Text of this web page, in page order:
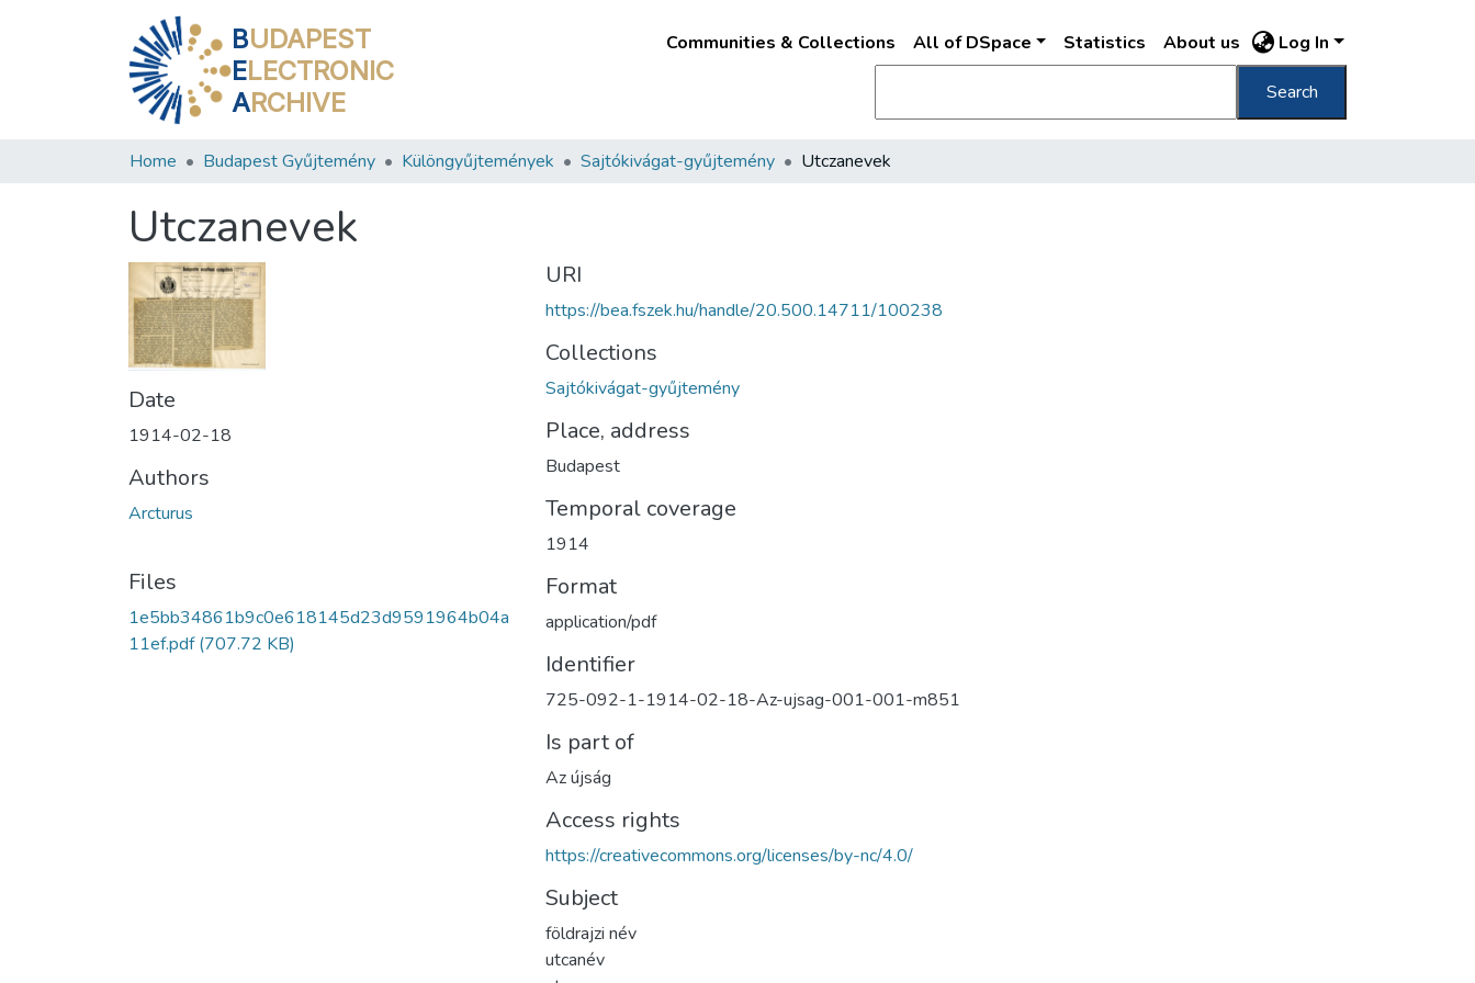
BUDAPEST
ELECTRONIC
ARCHIVE
Communities & Collections All of DSpace Statistics About us Log In
Search
Home Budapest Gyűjtemény Különgyűjtemények Sajtókivágat-gyűjtemény Utczanevek
Utczanevek
Date
1914-02-18
Authors
Arcturus
Files
1e5bb34861b9c0e618145d23d9591964b04a
11ef.pdf(707.72 KB)
URI
https://bea.fszek.hu/handle/20.500.14711/100238
Collections
Sajtókivágat-gyűjtemény
Place, address
Budapest
Temporal coverage
1914
Format
application/pdf
Identifier
725-092-1-1914-02-18-Az-ujsag-001-001-m851
Is part of
Az újság
Access rights
https://creativecommons.org/licenses/by-nc/4.0/
Subject
földrajzi név
utcanév